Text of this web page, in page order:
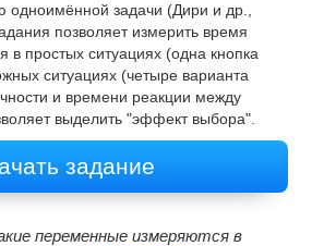
задачи (Дири и др.,
позволяет измерить время
в простых ситуациях (одна кнопка
ситуациях (четыре варианта
и времени реакции между
выделить "эффект выбора".
задание
переменные измеряются в